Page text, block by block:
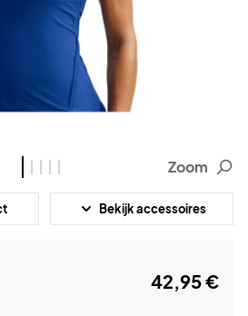
Zoom
Bekijk accessoires
42,95 €